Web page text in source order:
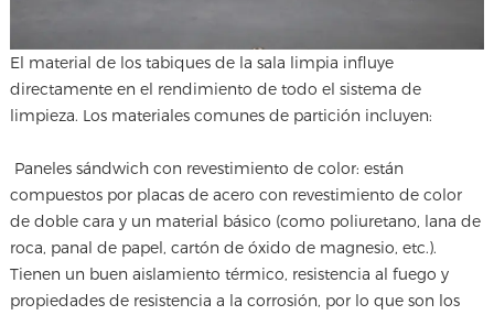
El material de los tabiques de la sala limpia influye
directamente en el rendimiento de todo el sistema de
limpieza. Los materiales comunes de partición incluyen:
Paneles sándwich con revestimiento de color: están
compuestos por placas de acero con revestimiento de color
de doble cara y un material básico (como poliuretano, lana de
roca, panal de papel, cartón de óxido de magnesio, etc.).
Tienen un buen aislamiento térmico, resistencia al fuego y
propiedades de resistencia a la corrosión, por lo que son los